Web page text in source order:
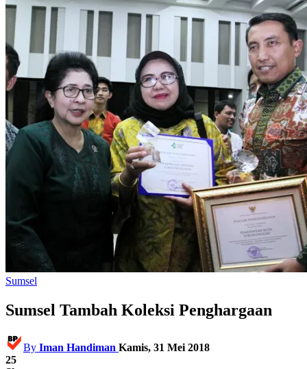
Sumsel
Sumsel Tambah Koleksi Penghargaan
By Iman Handiman Kamis, 31 Mei 2018
25